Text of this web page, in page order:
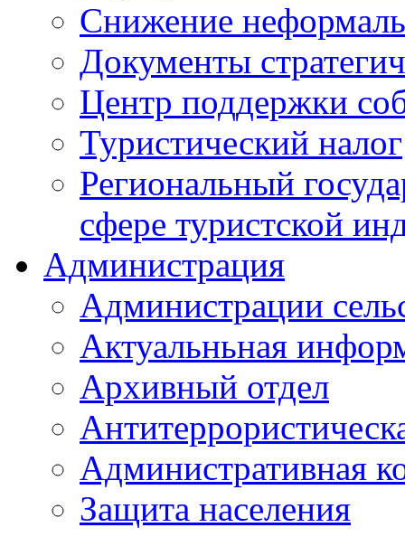
Снижение
Документы
Центр поддержки
Туристический налог
Региональный
сфере туристской
Администрация
Администрации
Актуальньная
Архивный отдел
Административная
Защита населения